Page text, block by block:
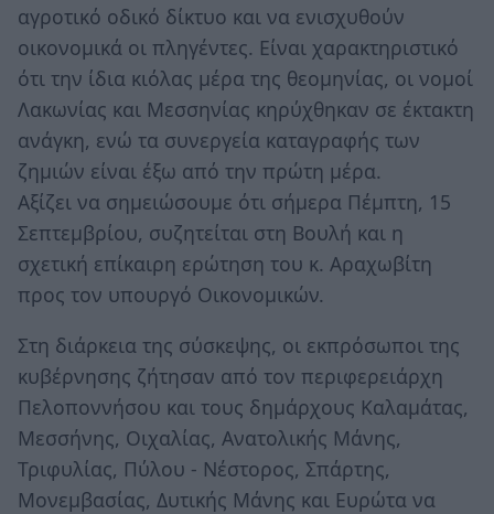
αγροτικό οδικό δίκτυο και να ενισχυθούν
οικονομικά οι πληγέντες. Είναι χαρακτηριστικό
ότι την ίδια κιόλας μέρα της θεομηνίας, οι νομοί
Λακωνίας και Μεσσηνίας κηρύχθηκαν σε έκτακτη
ανάγκη, ενώ τα συνεργεία καταγραφής των
ζημιών είναι έξω από την πρώτη μέρα.
Αξίζει να σημειώσουμε ότι σήμερα Πέμπτη, 15
Σεπτεμβρίου, συζητείται στη Βουλή και η
σχετική επίκαιρη ερώτηση του κ. Αραχωβίτη
προς τον υπουργό Οικονομικών.
Στη διάρκεια της σύσκεψης, οι εκπρόσωποι της
κυβέρνησης ζήτησαν από τον περιφερειάρχη
Πελοποννήσου και τους δημάρχους Καλαμάτας,
Μεσσήνης, Οιχαλίας, Ανατολικής Μάνης,
Τριφυλίας, Πύλου - Νέστορος, Σπάρτης,
Μονεμβασίας, Δυτικής Μάνης και Ευρώτα να